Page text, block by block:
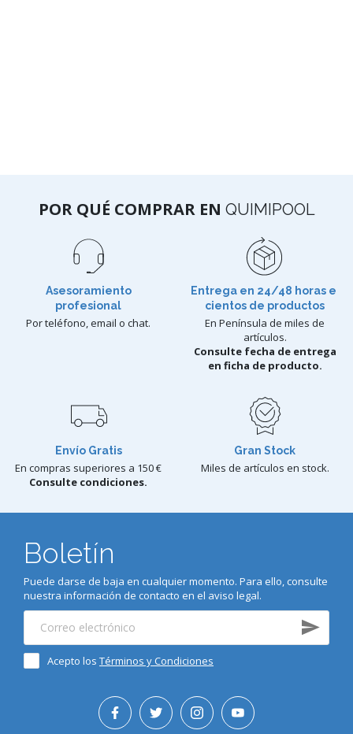
POR QUÉ COMPRAR EN QUIMIPOOL
Asesoramiento
profesional
Por teléfono, email o chat.
Entrega en 24/48 horas e
cientos de productos
En Península de miles de
artículos.
Consulte fecha de entrega
en ficha de producto.
Envío Gratis
En compras superiores a 150 €
Consulte condiciones.
Gran Stock
Miles de artículos en stock.
Boletín
Puede darse de baja en cualquier momento. Para ello, consulte
nuestra información de contacto en el aviso legal.
Acepto los Términos y Condiciones